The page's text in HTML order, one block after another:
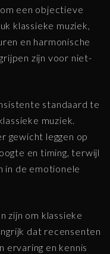
een objectieve
klassieke muziek,
en harmonische
zijn voor niet-
standaard te
muziek.
gewicht leggen op
en timing, terwijl
in de emotionele
zijn om klassieke
dat recensenten
ervaring en kennis